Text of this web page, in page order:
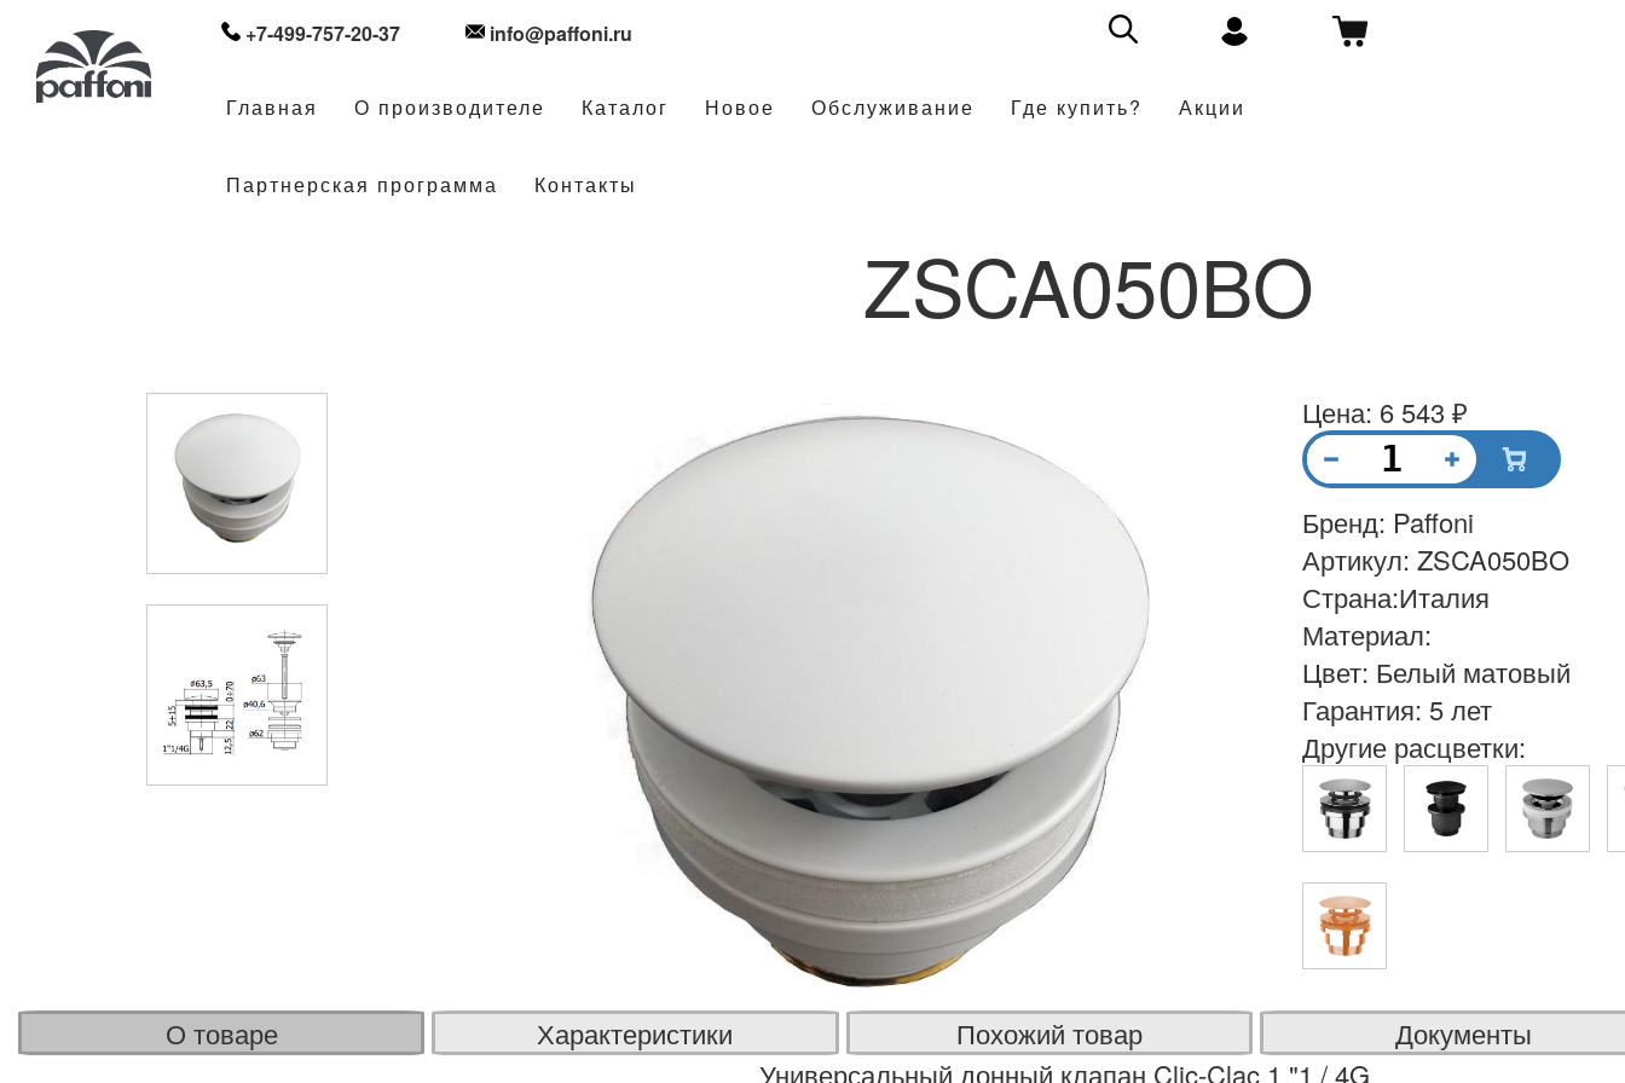
+7-499-757-20-37 info@paffoni.ru
Главная О производителе Каталог Новое Обслуживание Где купить? Акции
Партнерская программа Контакты
ZSCA050BO
О товаре Характеристики Похожий товар
Документы
Универсальный донный клапан Clic-Clac 1 "1 / 4G
Цена: 6 543 ₽
Бренд: Paffoni
Артикул: ZSCA050BO
Страна:Италия
Материал:
Цвет: Белый матовый
Гарантия: 5 лет
Другие расцветки: